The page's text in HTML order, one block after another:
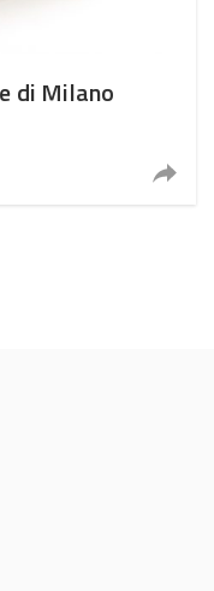
di Milano